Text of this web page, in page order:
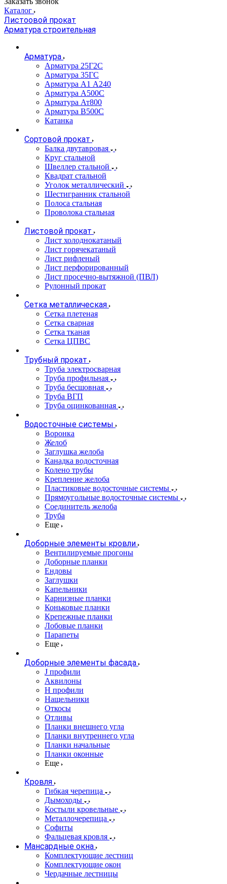
Каталог
Листоовой прокат
Арматура строительная
Арматура
Арматура 25Г2С
Арматура 35ГС
Арматура А1 А240
Арматура А500С
Арматура Ат800
Арматура В500С
Катанка
Сортовой прокат
Балка двутавровая
Круг стальной
Швеллер стальной
Квадрат стальной
Уголок металлический
Шестигранник стальной
Полоса стальная
Проволока стальная
Листовой прокат
Лист холоднокатаный
Лист горячекатаный
Лист рифленый
Лист перфорированный
Лист просечно-вытяжной (ПВЛ)
Рулонный прокат
Сетка металлическая
Сетка плетеная
Сетка сварная
Сетка тканая
Сетка ЦПВС
Трубный прокат
Труба электросварная
Труба профильная
Труба бесшовная
Труба ВГП
Труба оцинкованная
Водосточные системы
Воронка
Желоб
Заглушка желоба
Канадка водосточная
Колено трубы
Крепление желоба
Пластиковые водосточные системы
Прямоугольные водосточные системы
Соединитель желоба
Труба
Еще
Доборные элементы кровли
Вентилируемые прогоны
Доборные планки
Ендовы
Заглушки
Капельники
Карнизные планки
Коньковые планки
Крепежные планки
Лобовые планки
Парапеты
Еще
Доборные элементы фасада
J профили
Аквилоны
Н профили
Нащельники
Откосы
Отливы
Планки внешнего угла
Планки внутреннего угла
Планки начальные
Планки оконные
Еще
Кровля
Гибкая черепица
Дымоходы
Костыли кровельные
Металлочерепица
Софиты
Фальцевая кровля
Мансардные окна
Комплектующие лестниц
Комплектующие окон
Чердачные лестницы